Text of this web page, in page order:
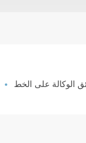
الوكالة على الخط